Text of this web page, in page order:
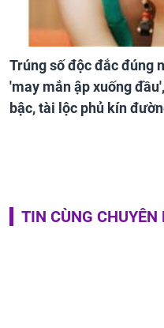
Trúng số độc đắc đúng
'may mắn ập xuống
bậc, tài lộc phủ kín
TIN CÙNG CHUYÊN